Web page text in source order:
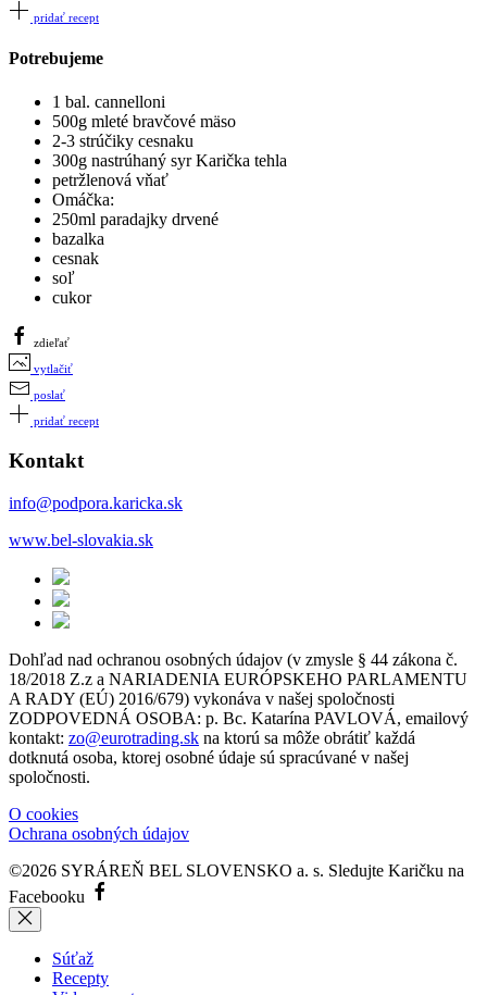
pridať recept
Potrebujeme
1 bal. cannelloni
500g mleté bravčové mäso
2-3 strúčiky cesnaku
300g nastrúhaný syr Karička tehla
petržlenová vňať
Omáčka:
250ml paradajky drvené
bazalka
cesnak
soľ
cukor
zdieľať
vytlačiť
poslať
pridať recept
Kontakt
info@podpora.karicka.sk
www.bel-slovakia.sk
Dohľad nad ochranou osobných údajov (v zmysle § 44 zákona č.
18/2018 Z.z a NARIADENIA EURÓPSKEHO PARLAMENTU
A RADY (EÚ) 2016/679) vykonáva v našej spoločnosti
ZODPOVEDNÁ OSOBA: p. Bc. Katarína PAVLOVÁ, emailový
kontakt: zo@eurotrading.sk na ktorú sa môže obrátiť každá
dotknutá osoba, ktorej osobné údaje sú spracúvané v našej
spoločnosti.
O cookies
Ochrana osobných údajov
©2026 SYRÁREŇ BEL SLOVENSKO a. s. Sledujte Karičku na
Facebooku
Súťaž
Recepty